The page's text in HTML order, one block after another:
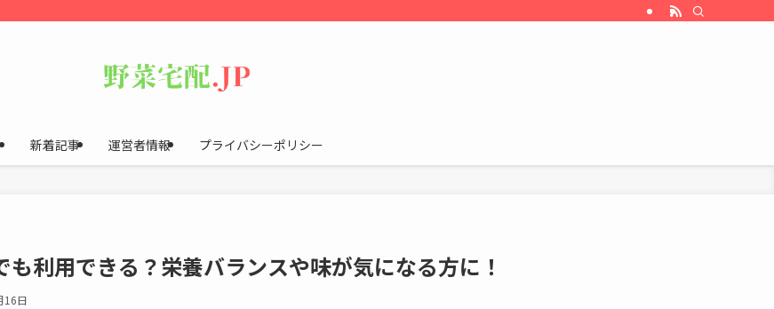
新着記事 運営者情報 プライバシーポリシー
利用できる？栄養バランスや味が気になる方に！
16日